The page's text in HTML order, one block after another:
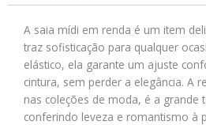
A saia mídi em renda é um item
traz sofisticação para qualquer
elástico, ela garante um ajuste
cintura, sem perder a elegância. A
nas coleções de moda, é a grande
conferindo leveza e romantismo à